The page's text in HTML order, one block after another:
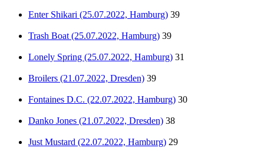
Enter Shikari (25.07.2022, Hamburg) 39
Trash Boat (25.07.2022, Hamburg) 39
Lonely Spring (25.07.2022, Hamburg) 31
Broilers (21.07.2022, Dresden) 39
Fontaines D.C. (22.07.2022, Hamburg) 30
Danko Jones (21.07.2022, Dresden) 38
Just Mustard (22.07.2022, Hamburg) 29